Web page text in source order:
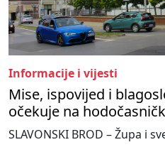
Informacije i vijesti
Mise, ispovijed i
očekuje na
SLAVONSKI BROD – Župa i